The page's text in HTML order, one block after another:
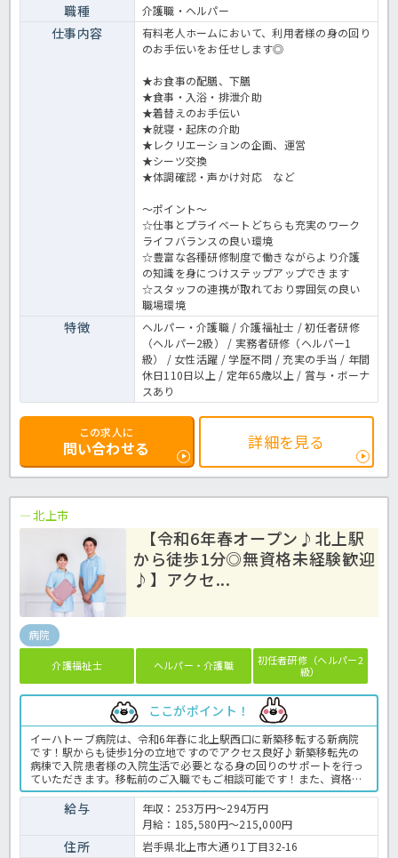
職種 介護職・ヘルパー
仕事内容
有料老人ホームにおいて、利用者様の身の回り
のお手伝いをお任せします◎
★お食事の配膳、下膳
★食事・入浴・排泄介助
★着替えのお手伝い
★就寝・起床の介助
★レクリエーションの企画、運営
★シーツ交換
★体調確認・声かけ対応 など
～ポイント～
☆仕事とプライベートどちらも充実のワーク
ライフバランスの良い環境
☆豊富な各種研修制度で働きながらより介護
の知識を身につけステップアップできます
☆スタッフの連携が取れており雰囲気の良い
職場環境
特徴
ヘルパー・介護職 / 介護福祉士 / 初任者研修
（ヘルパー2級） / 実務者研修（ヘルパー1
級） / 女性活躍 / 学歴不問 / 充実の手当 / 年間
休日110日以上 / 定年65歳以上 / 賞与・ボーナ
スあり
この求人に
問い合わせる 詳細を見る
北上市
【令和6年春オープン♪北上駅
から徒歩1分◎無資格未経験歓迎
♪】アクセ...
病院
介護福祉士 ヘルパー・介護職
初任者研修（ヘルパー2
級）
ここがポイント！
イーハトーブ病院は、令和6年春に北上駅西口に新築移転する新病院
です！駅からも徒歩1分の立地ですのでアクセス良好♪新築移転先の
病棟で入院患者様の入院生活で必要となる身の回りのサポートを行っ
ていただきます。移転前のご入職でもご相談可能です！また、資格が
ない方や未経験の方も応募がOKなので、これから看護助手にチャレン
ジしたい方も必見の求人です♪ご興味のある方はお気軽にほっ介護ま
でお問い合わせください！病院での介護業務全般です。 ＜介護職 正
給与
年収：253万円～294万円
月給：185,580円～215,000円
住所 岩手県北上市大通り1丁目32-16